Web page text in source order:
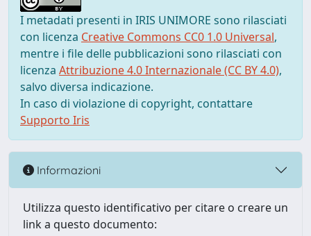
I metadati presenti in IRIS UNIMORE sono rilasciati
con licenza Creative Commons CC0 1.0 Universal,
mentre i file delle pubblicazioni sono rilasciati con
licenza Attribuzione 4.0 Internazionale (CC BY 4.0),
salvo diversa indicazione.
In caso di violazione di copyright, contattare
Supporto Iris
Informazioni
Utilizza questo identificativo per citare o creare un
link a questo documento: